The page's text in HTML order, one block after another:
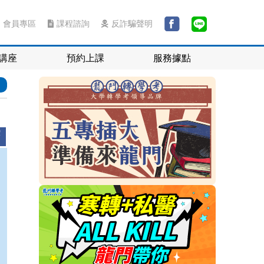
會員專區 課程諮詢 反詐騙聲明
座 預約上課 服務據點